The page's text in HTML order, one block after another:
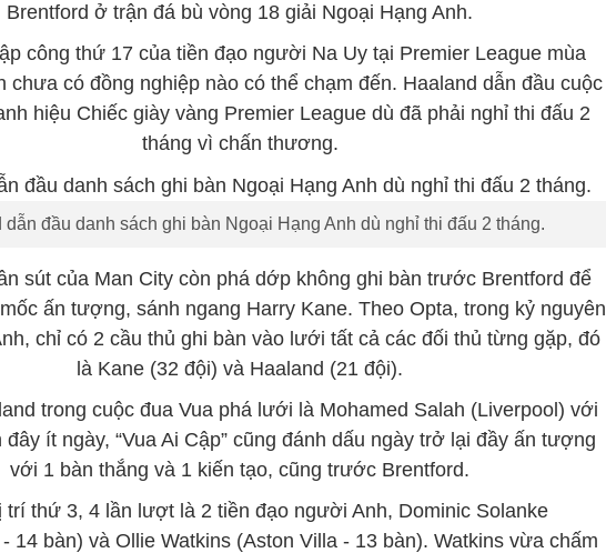
Brentford ở trận đá bù vòng 18 giải Ngoại Hạng Anh.
công thứ 17 của tiền đạo người Na Uy tại Premier League mùa
chưa có đồng nghiệp nào có thể chạm đến. Haaland dẫn đầu cuộc
hiệu Chiếc giày vàng Premier League dù đã phải nghỉ thi đấu 2
tháng vì chấn thương.
dẫn đầu danh sách ghi bàn Ngoại Hạng Anh dù nghỉ thi đấu 2 tháng.
sút của Man City còn phá dớp không ghi bàn trước Brentford để
ấn tượng, sánh ngang Harry Kane. Theo Opta, trong kỷ nguyên
chỉ có 2 cầu thủ ghi bàn vào lưới tất cả các đối thủ từng gặp, đó
là Kane (32 đội) và Haaland (21 đội).
trong cuộc đua Vua phá lưới là Mohamed Salah (Liverpool) với
đây ít ngày, “Vua Ai Cập” cũng đánh dấu ngày trở lại đầy ấn tượng
với 1 bàn thắng và 1 kiến tạo, cũng trước Brentford.
thứ 3, 4 lần lượt là 2 tiền đạo người Anh, Dominic Solanke
14 bàn) và Ollie Watkins (Aston Villa - 13 bàn). Watkins vừa chấm